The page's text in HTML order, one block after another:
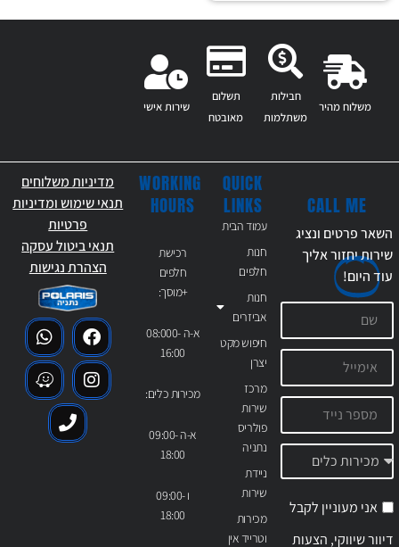
משלוח מהיר
חבילות
משתלמות
תשלום
מאובטח
שירות אישי
QUICK
LINKS
עמוד הבית
חנות
חלפים
חנות
אביזרים
חיפוש מקט
יצרן
מרכז
שירות
פולריס
נתניה
ניידת
שירות
מכירות
וטרייד אין
WORKING
HOURS
רכישת
חלפים
+מוסך:
א-ה 08:000-
16:00
מכירות כלים:
א-ה 09:00-
18:00
ו 09:00-
18:00
CALL ME
השאר פרטים ונציג
שירות יחזור אליך
עודהיום!
אני מעוניין לקבל
דיוור שיווקי, הצעות
מדיניות משלוחים
תנאי שימוש ומדיניות
פרטיות
תנאי ביטול עסקה
הצהרת נגישות